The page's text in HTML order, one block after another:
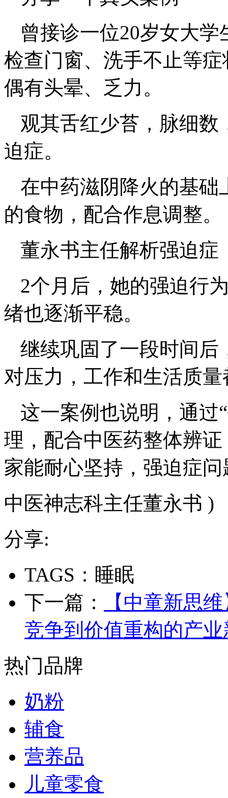
曾接诊一位20岁女大
检查门窗、洗手不止等
偶有头晕、乏力。
观其舌红少苔，脉细数
迫症。
在中药滋阴降火的基础
的食物，配合作息调整。
董永书主任解析强迫症
2个月后，她的强迫行
绪也逐渐平稳。
继续巩固了一段时间后
对压力，工作和生活质
这一案例也说明，通过
理，配合中医药整体辨
家能耐心坚持，强迫症
中医神志科主任董永书 )
分享:
TAGS：睡眠
下一篇：
【中童新思
竞争到价值重构的产
热门品牌
奶粉
辅食
营养品
儿童零食